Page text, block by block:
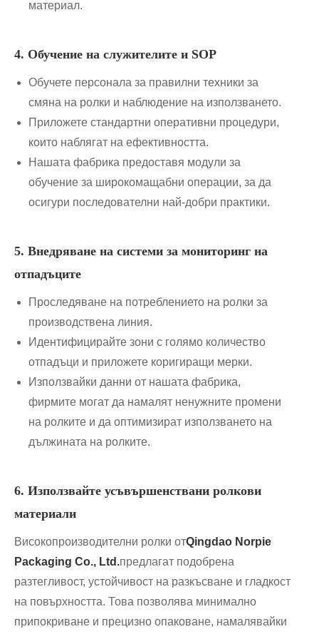
материал.
4. Обучение на служителите и SOP
Обучете персонала за правилни техники за
смяна на ролки и наблюдение на използването.
Приложете стандартни оперативни процедури,
които наблягат на ефективността.
Нашата фабрика предоставя модули за
обучение за широкомащабни операции, за да
осигури последователни най-добри практики.
5. Внедряване на системи за мониторинг на
отпадъците
Проследяване на потреблението на ролки за
производствена линия.
Идентифицирайте зони с голямо количество
отпадъци и приложете коригиращи мерки.
Използвайки данни от нашата фабрика,
фирмите могат да намалят ненужните промени
на ролките и да оптимизират използването на
дължината на ролките.
6. Използвайте усъвършенствани ролкови
материали
Високопроизводителни ролки отQingdao Norpie
Packaging Co., Ltd.предлагат подобрена
разтегливост, устойчивост на разкъсване и гладкост
на повърхността. Това позволява минимално
припокриване и прецизно опаковане, намалявайки